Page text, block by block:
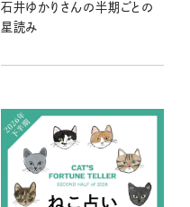
石井ゆかりさんの半期ごとの
星読み